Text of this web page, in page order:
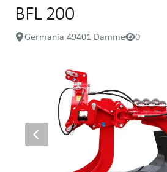
BFL 200
Germania 49401 Damme 0